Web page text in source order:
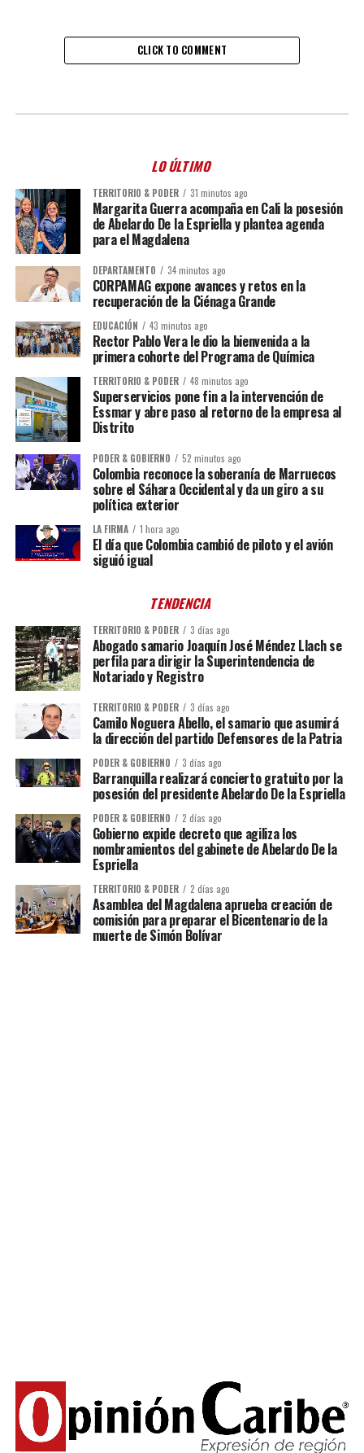
CLICK TO COMMENT
LO ÚLTIMO
TERRITORIO & PODER 31 minutos ago
Margarita Guerra acompaña en Cali la posesión
de Abelardo De la Espriella y plantea agenda
para el Magdalena
DEPARTAMENTO 34 minutos ago
CORPAMAG expone avances y retos en la
recuperación de la Ciénaga Grande
EDUCACIÓN 43 minutos ago
Rector Pablo Vera le dio la bienvenida a la
primera cohorte del Programa de Química
TERRITORIO & PODER 48 minutos ago
Superservicios pone fin a la intervención de
Essmar y abre paso al retorno de la empresa al
Distrito
PODER & GOBIERNO 52 minutos ago
Colombia reconoce la soberanía de Marruecos
sobre el Sáhara Occidental y da un giro a su
política exterior
LA FIRMA 1 hora ago
El día que Colombia cambió de piloto y el avión
siguió igual
TENDENCIA
TERRITORIO & PODER 3 días ago
Abogado samario Joaquín José Méndez Llach se
perfila para dirigir la Superintendencia de
Notariado y Registro
TERRITORIO & PODER 3 días ago
Camilo Noguera Abello, el samario que asumirá
la dirección del partido Defensores de la Patria
PODER & GOBIERNO 3 días ago
Barranquilla realizará concierto gratuito por la
posesión del presidente Abelardo De la Espriella
PODER & GOBIERNO 2 días ago
Gobierno expide decreto que agiliza los
nombramientos del gabinete de Abelardo De la
Espriella
TERRITORIO & PODER 2 días ago
Asamblea del Magdalena aprueba creación de
comisión para preparar el Bicentenario de la
muerte de Simón Bolívar